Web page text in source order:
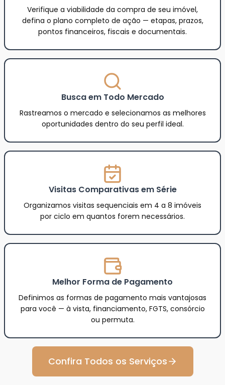
Verifique a viabilidade da compra de seu imóvel,
defina o plano completo de ação — etapas, prazos,
pontos financeiros, fiscais e documentais.
Busca em Todo Mercado
Rastreamos o mercado e selecionamos as melhores
oportunidades dentro do seu perfil ideal.
Visitas Comparativas em Série
Organizamos visitas sequenciais em 4 a 8 imóveis
por ciclo em quantos forem necessários.
Melhor Forma de Pagamento
Definimos as formas de pagamento mais vantajosas
para você — à vista, financiamento, FGTS, consórcio
ou permuta.
Confira Todos os Serviços